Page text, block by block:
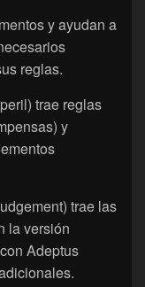
y ayudan a
reglas.
trae reglas
y
trae las
la versión
Adeptus